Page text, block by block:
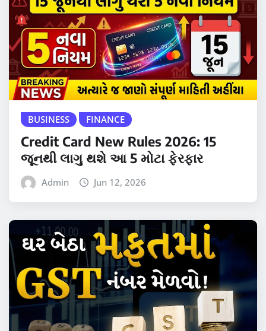
BUSINESS FINANCE
Credit Card New Rules 2026: 15
જૂનથી લાગુ થશે આ 5 મોટા ફેરફાર
Admin Jun 12, 2026